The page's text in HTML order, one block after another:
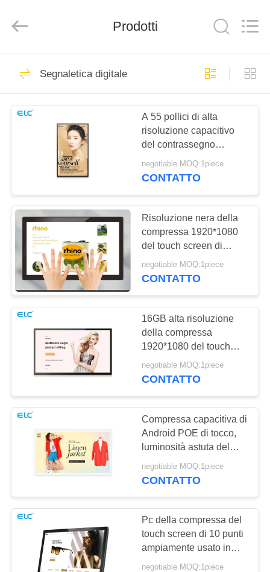
CASA
PRODOTTI
GIRO
DELLA
FABBRICA
CONTROLLO
DI
QUALITÀ
CONTATTICI
UNA
CITAZIONE
SITEMAP
NORME
SULLA
PRIVACY
Ltd..
Segnaletica digitale
246
Soluzioni per
display di ristoranti
28
Televisione
intelligente
Segnaletica touch
screen
85
Prodotti
Segnaletica digitale
A 55 pollici di alta
risoluzione capacitivo
del contrassegno
1920*1080 di Digital del
touch screen
negotiable MOQ:1piece
CONTATTO
Risoluzione nera della
compressa 1920*1080
del touch screen di
Android con il pannello
pieno di LCD di HD
negotiable MOQ:1piece
CONTATTO
16GB alta risoluzione
della compressa
1920*1080 del touch
screen della ROM
300cdm2 Android
negotiable MOQ:1piece
CONTATTO
Compressa capacitiva di
Android POE di tocco,
luminosità astuta del
contrassegno 250cdm2
di Digital
negotiable MOQ:1piece
CONTATTO
Pc della compressa del
touch screen di 10 punti
ampiamente usato in
supermercato/Banca/
negotiable MOQ:1piece